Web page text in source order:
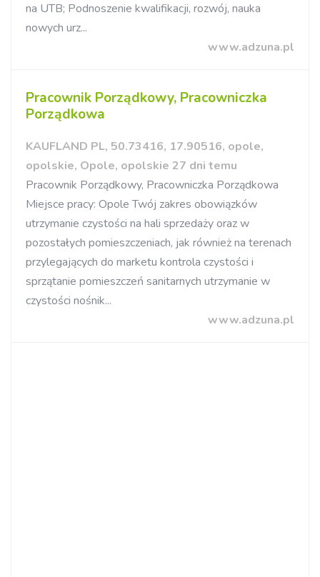
na UTB; Podnoszenie kwalifikacji, rozwój, nauka
nowych urz...
www.adzuna.pl
Pracownik Porządkowy, Pracowniczka
Porządkowa
KAUFLAND PL, 50.73416, 17.90516, opole,
opolskie, Opole, opolskie 27 dni temu
Pracownik Porządkowy, Pracowniczka Porządkowa
Miejsce pracy: Opole Twój zakres obowiązków
utrzymanie czystości na hali sprzedaży oraz w
pozostałych pomieszczeniach, jak również na terenach
przylegających do marketu kontrola czystości i
sprzątanie pomieszczeń sanitarnych utrzymanie w
czystości nośnik...
www.adzuna.pl